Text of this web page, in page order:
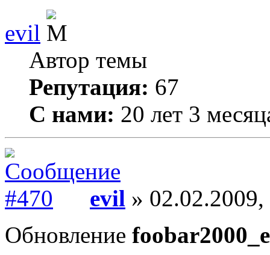
evil
Автор темы
Репутация: 67
С нами: 20 лет 3
evil »
Обновление